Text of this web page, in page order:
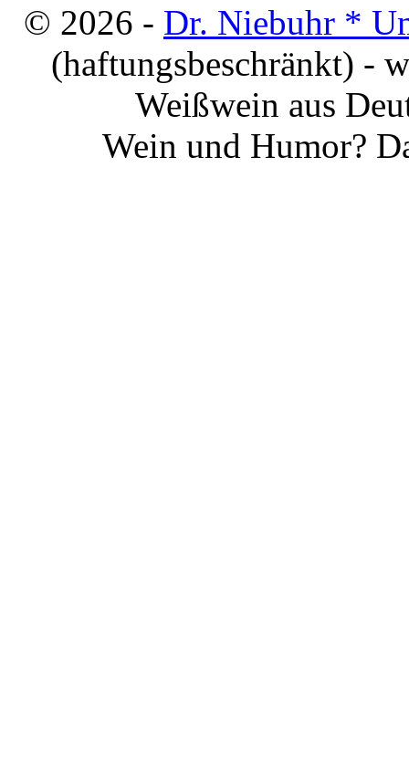
© 2026 - Dr. Niebuhr *
(haftungsbeschränkt) -
Weißwein aus
Wein und Humor?